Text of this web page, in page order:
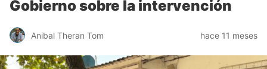
Gobierno sobre la intervención
Anibal Theran Tom hace 11 meses